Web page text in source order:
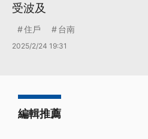
受波及
住戶 台南
2025/2/24 19:31
編輯推薦